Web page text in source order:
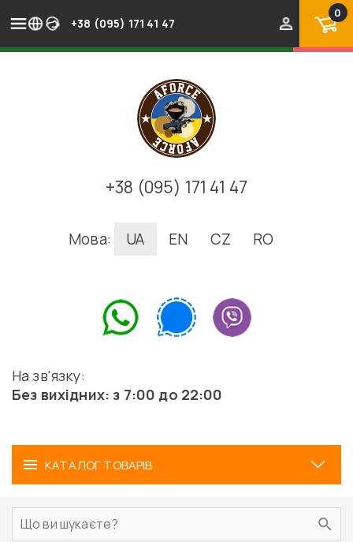
+38 (095) 171 41 47
0
+38 (095) 171 41 47
Мова: UA EN CZ RO
На зв'язку:
Без вихідних: з 7:00 до 22:00
КАТАЛОГ ТОВАРІВ